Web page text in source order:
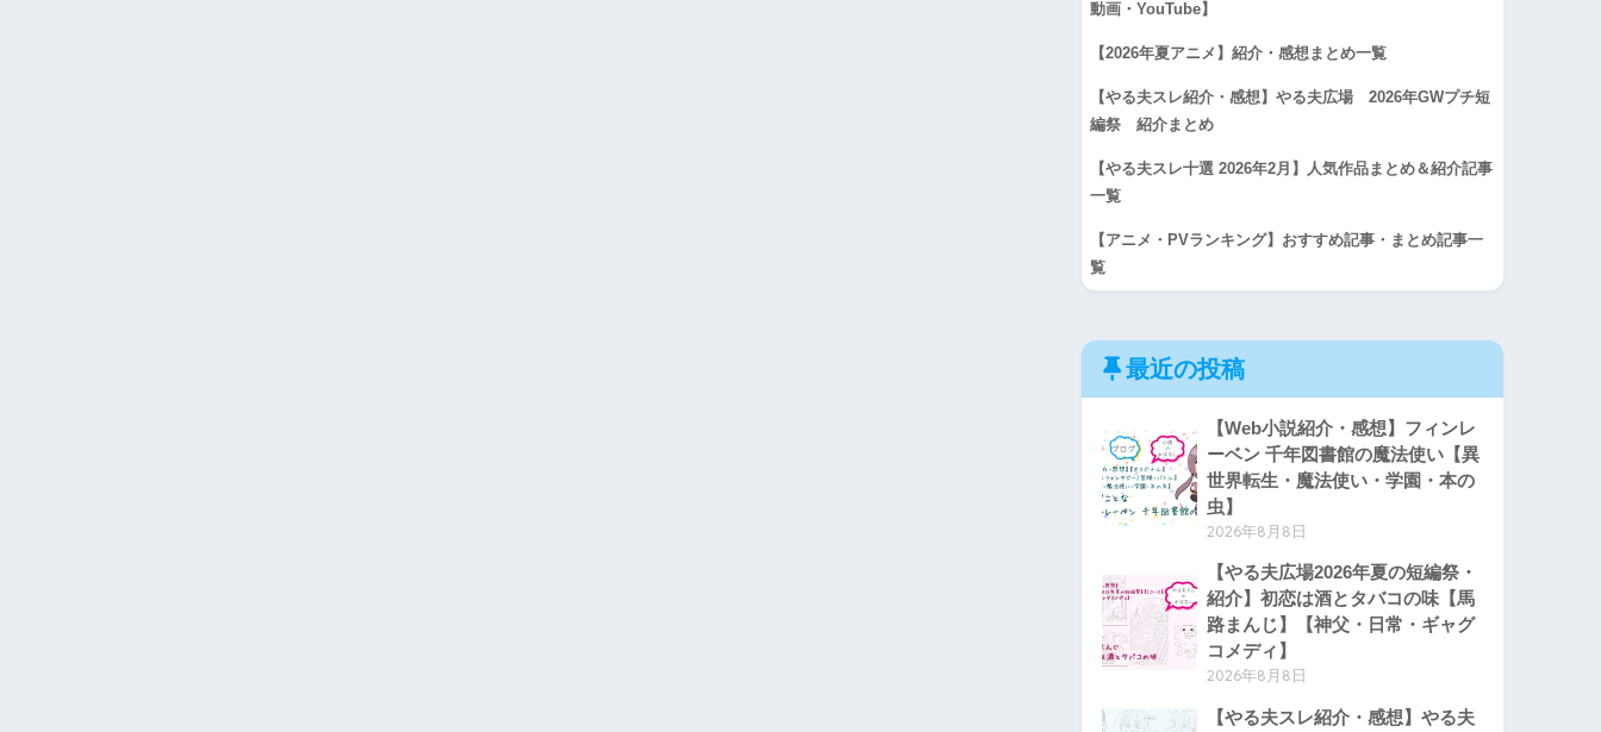
動画・YouTube】
【2026年夏アニメ】紹介・感想まとめ一覧
【やる夫スレ紹介・感想】やる夫広場 2026年GWプチ短
編祭 紹介まとめ
【やる夫スレ十選 2026年2月】人気作品まとめ＆紹介記事
一覧
【アニメ・PVランキング】おすすめ記事・まとめ記事一
覧
最近の投稿
【Web小説紹介・感想】フィンレ
ーベン 千年図書館の魔法使い【異
世界転生・魔法使い・学園・本の
虫】
2026年8月8日
【やる夫広場2026年夏の短編祭・
紹介】初恋は酒とタバコの味【馬
路まんじ】【神父・日常・ギャグ
コメディ】
2026年8月8日
【やる夫スレ紹介・感想】やる夫